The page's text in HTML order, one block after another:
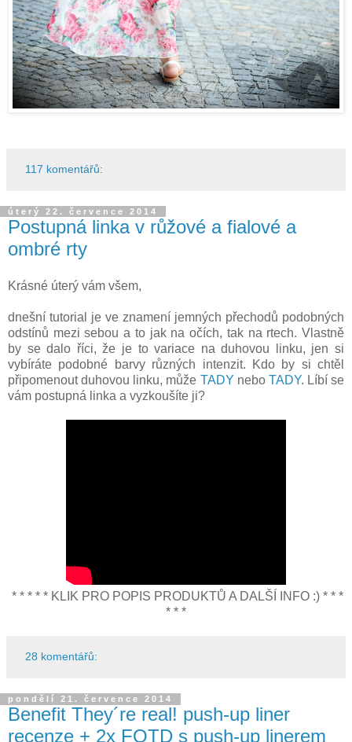
117 komentářů:
úterý 22. července 2014
Postupná linka v růžové a fialové a
ombré rty
Krásné úterý vám všem,
dnešní tutorial je ve znamení jemných přechodů podobných
odstínů mezi sebou a to jak na očích, tak na rtech. Vlastně
by se dalo říci, že je to variace na duhovou linku, jen si
vybíráte podobné barvy různých intenzit. Kdo by si chtěl
připomenout duhovou linku, může TADY nebo TADY. Líbí se
vám postupná linka a vyzkoušíte ji?
* * * * * KLIK PRO POPIS PRODUKTŮ A DALŠÍ INFO :) * * *
* * *
28 komentářů:
pondělí 21. července 2014
Benefit They´re real! push-up liner
recenze + 2x FOTD s push-up linerem